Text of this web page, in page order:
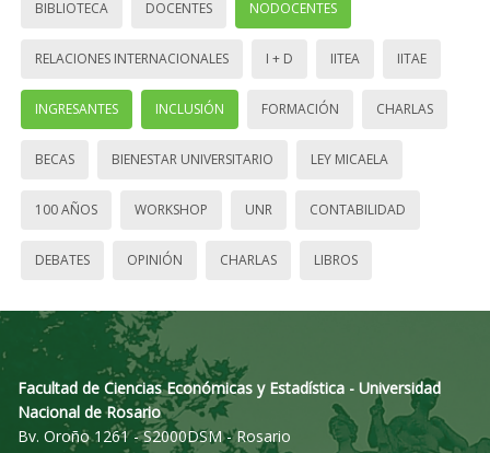
BIBLIOTECA DOCENTES NODOCENTES
RELACIONES INTERNACIONALES I + D IITEA IITAE
INGRESANTES INCLUSIÓN FORMACIÓN CHARLAS
BECAS BIENESTAR UNIVERSITARIO LEY MICAELA
100 AÑOS WORKSHOP UNR CONTABILIDAD
DEBATES OPINIÓN CHARLAS LIBROS
Facultad de Ciencias Económicas y Estadística - Universidad
Nacional de Rosario
Bv. Oroño 1261 - S2000DSM - Rosario